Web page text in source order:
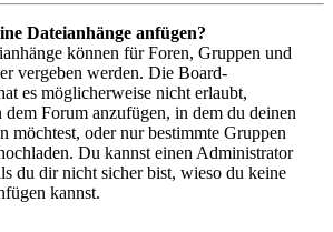
Dateianhänge anfügen?
können für Foren, Gruppen und
vergeben werden. Die Board-
es möglicherweise nicht erlaubt,
dem Forum anzufügen, in dem du deinen
möchtest, oder nur bestimmte Gruppen
Du kannst einen Administrator
du dir nicht sicher bist, wieso du keine
kannst.